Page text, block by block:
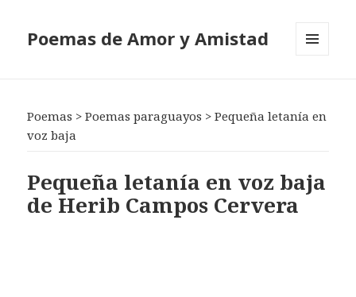
Poemas de Amor y Amistad
Poemas >Poemas paraguayos >Pequeña letanía en
voz baja
Pequeña letanía en voz baja
de Herib Campos Cervera